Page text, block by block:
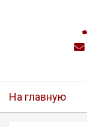
На главную